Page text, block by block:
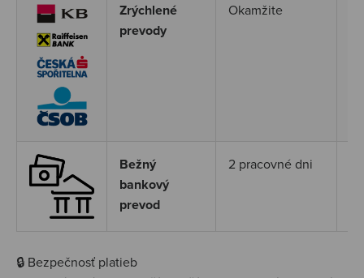
Zrýchlené
prevody
Okamžite
Bežný
bankový
prevod
2 pracovné dni
🔒 Bezpečnosť platieb